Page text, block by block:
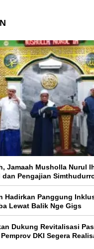
Jamaah Musholla Nurul
dan Pengajian
Hadirkan Panggung
Lewat Balik Nge Gigs
Dukung Revitalisasi
DKI Segera